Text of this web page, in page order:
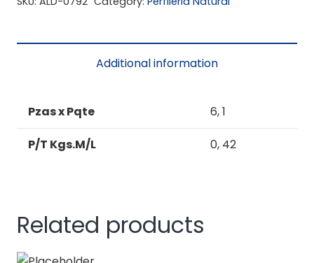
Additional information
Pzas x Pqte 6, 1
P/T Kgs.M/L 0, 42
Related products